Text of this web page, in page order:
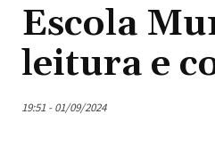
Escola
leitura e
19:51 - 01/09/2024